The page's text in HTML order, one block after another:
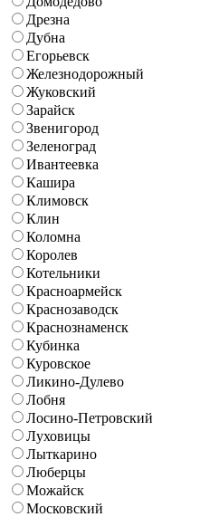
Дрезна
Дубна
Егорьевск
Железнодорожный
Жуковский
Зарайск
Звенигород
Зеленоград
Ивантеевка
Кашира
Климовск
Клин
Коломна
Королев
Котельники
Красноармейск
Краснозаводск
Краснознаменск
Кубинка
Куровское
Ликино-Дулево
Лобня
Лосино-Петровский
Луховицы
Лыткарино
Люберцы
Можайск
Московский